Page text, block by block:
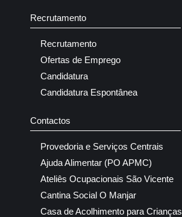
Recrutamento
Recrutamento
Ofertas de Emprego
Candidatura
Candidatura Espontânea
Contactos
Provedoria e Serviços Centrais
Ajuda Alimentar (PO APMC)
Ateliês Ocupacionais São Vicente
Cantina Social O Manjar
Casa de Acolhimento para Crianças